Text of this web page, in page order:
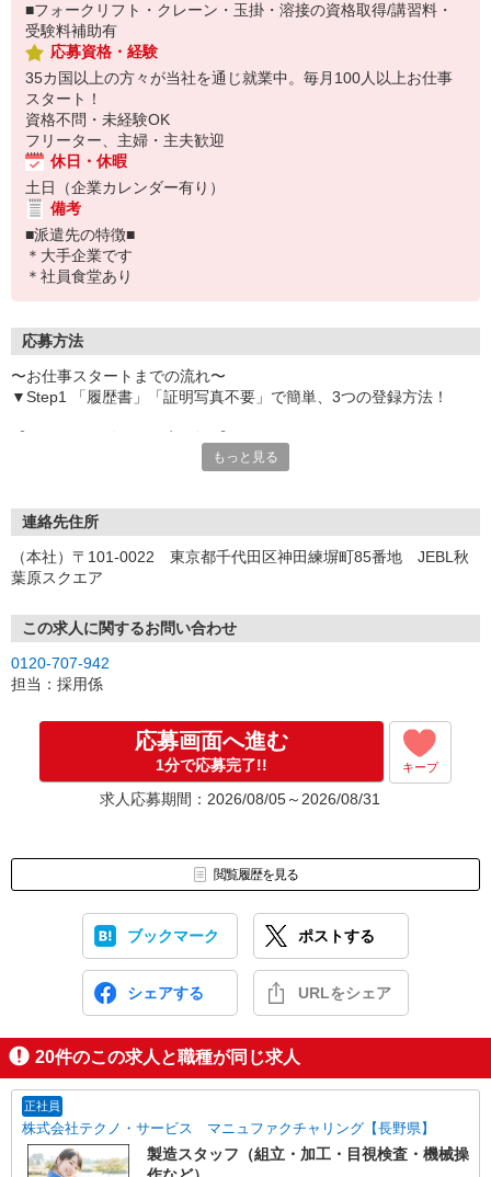
■フォークリフト・クレーン・玉掛・溶接の資格取得/講習料・
受験料補助有
応募資格・経験
35カ国以上の方々が当社を通じ就業中。毎月100人以上お仕事
スタート！
資格不問・未経験OK
フリーター、主婦・主夫歓迎
休日・休暇
土日（企業カレンダー有り）
備考
■派遣先の特徴■
＊大手企業です
＊社員食堂あり
応募方法
〜お仕事スタートまでの流れ〜
▼Step1 「履歴書」「証明写真不要」で簡単、3つの登録方法！
いつでも好きな時間に登録OK
受付時間/平日9:00〜19:00
【来場登録（目安1時間30分）】
▼Step2 全国にあるお仕事の中から、あなたにピッタリのお仕事を
ご案内
▼Step3 就業前に職場見学で気になる事はしっかりチェック！
応募⇒最短で2日後からの勤務も可能です！
もっと見る
連絡先住所
（本社）〒101-0022 東京都千代田区神田練塀町85番地 JEBL秋
葉原スクエア
この求人に関するお問い合わせ
0120-707-942
担当：採用係
応募画面へ進む
1分で応募完了!! キープ
求人応募期間：2026/08/05～2026/08/31
閲覧履歴を見る
ブックマーク ポストする
シェアする URLをシェア
20件のこの求人と職種が同じ求人
正社員
株式会社テクノ・サービス マニュファクチャリング【長野県】
製造スタッフ（組立・加工・目視検査・機械操